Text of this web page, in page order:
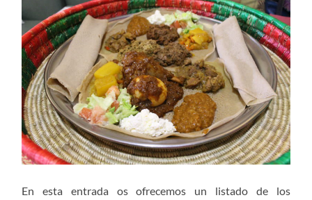
En esta entrada os ofrecemos un listado de los